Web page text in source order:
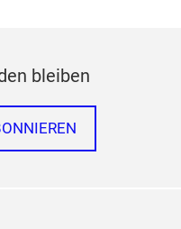
bleiben